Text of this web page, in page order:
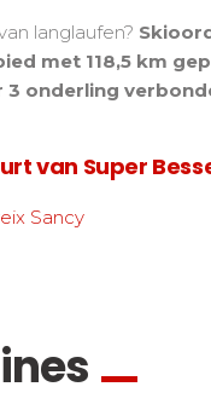
langlaufen?
met 118,5 km
onderling
van Super
Sancy